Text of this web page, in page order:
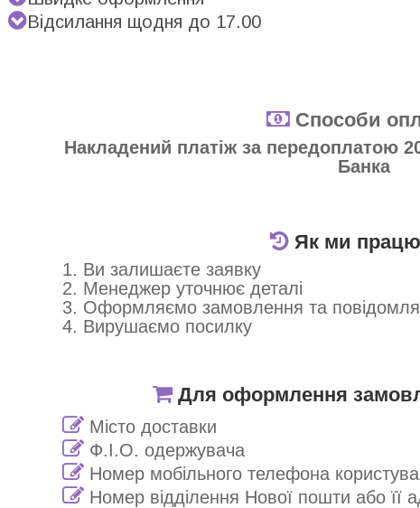
Відсилання щодня до 17.00
Способи
Накладений платіж за передоплатою
Банка
Як ми
1. Ви залишаєте заявку
2. Менеджер уточнює деталі
3. Оформляємо замовлення та
4. Вирушаємо посилку
Для оформлення
Місто доставки
Ф.І.О. одержувача
Номер мобільного телефона
Номер відділення Нової пошти або її